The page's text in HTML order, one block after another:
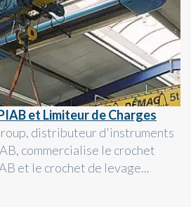
et Limiteur de Charges
distributeur d'instruments
commercialise le crochet
et le crochet de levage...